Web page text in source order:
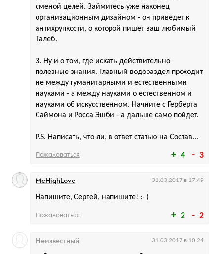
4 3
сменой целей. Займитесь уже наконец
организационным дизайном - он приведет к
антихрупкости, о которой пишет ваш любимый
Талеб.
3. Ну и о том, где искать действительно
полезные знания. Главный водораздел проходит
не между гуманитарными и естественными
науками - а между науками о естественном и
науками об искусственном. Начните с Герберта
Саймона и Росса Эшби - а дальше само пойдет.
P.S. Написать, что ли, в ответ статью на Состав...
Пожаловаться
2 2
Напишите, Сергей, напишите! :- )
MeHighLove 31.03.2017 в 17:49
Пожаловаться
Неизвестный 31.03.2017 в 10:24